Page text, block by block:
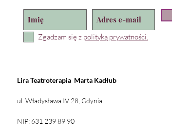
Zgadzam się z polityką prywatności.
Lira Teatroterapia Marta Kadłub
ul. Władysława IV 28, Gdynia
NIP: 631 239 89 90